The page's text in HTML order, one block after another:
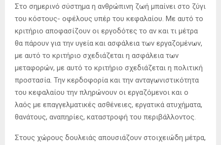
Στο σημερινό σύστημα η ανθρώπινη ζωή μπαίνει στο ζύγι
του κόστους- οφέλους υπέρ του κεφαλαίου. Με αυτό το
κριτήριο αποφασίζουν οι εργοδότες το αν και τι μέτρα
θα πάρουν για την υγεία και ασφάλεια των εργαζομένων,
με αυτό το κριτήριο σχεδιάζεται η ασφάλεια των
μεταφορών, με αυτό το κριτήριο σχεδιάζεται η πολιτική
προστασία. Την κερδοφορία και την ανταγωνιστικότητα
του κεφαλαίου την πληρώνουν οι εργαζόμενοι και ο
λαός με επαγγελματικές ασθένειες, εργατικά ατυχήματα,
θανάτους, αναπηρίες, καταστροφή του περιβάλλοντος.
Στους χώρους δουλειάς απουσιάζουν στοιχειώδη μέτρα,